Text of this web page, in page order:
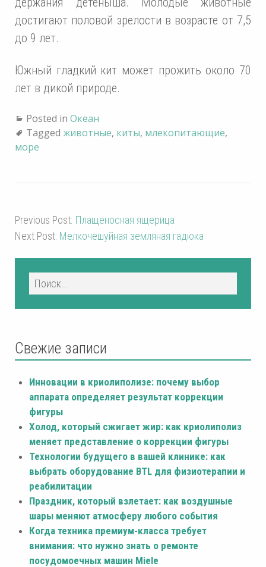
достигают половой зрелости в возрасте от 7,5
до 9 лет.
Южный гладкий кит может прожить около 70
лет в дикой природе.
Posted in Океан
Tagged животные, киты, млекопитающие,
море
Previous Post: Плащеносная ящерица
Next Post: Мелкочешуйная земляная гадюка
Свежие записи
Инновации в криолиполизе: почему выбор
аппарата определяет результат коррекции
фигуры
Холод, который сжигает жир: как криолиполиз
меняет представление о коррекции фигуры
Технологии будущего в вашей клинике: как
выбрать оборудование BTL для физиотерапии и
реабилитации
Праздник, который взлетает: как воздушные
шары меняют атмосферу любого события
Когда техника премиум-класса требует
внимания: что нужно знать о ремонте
посудомоечных машин Miele